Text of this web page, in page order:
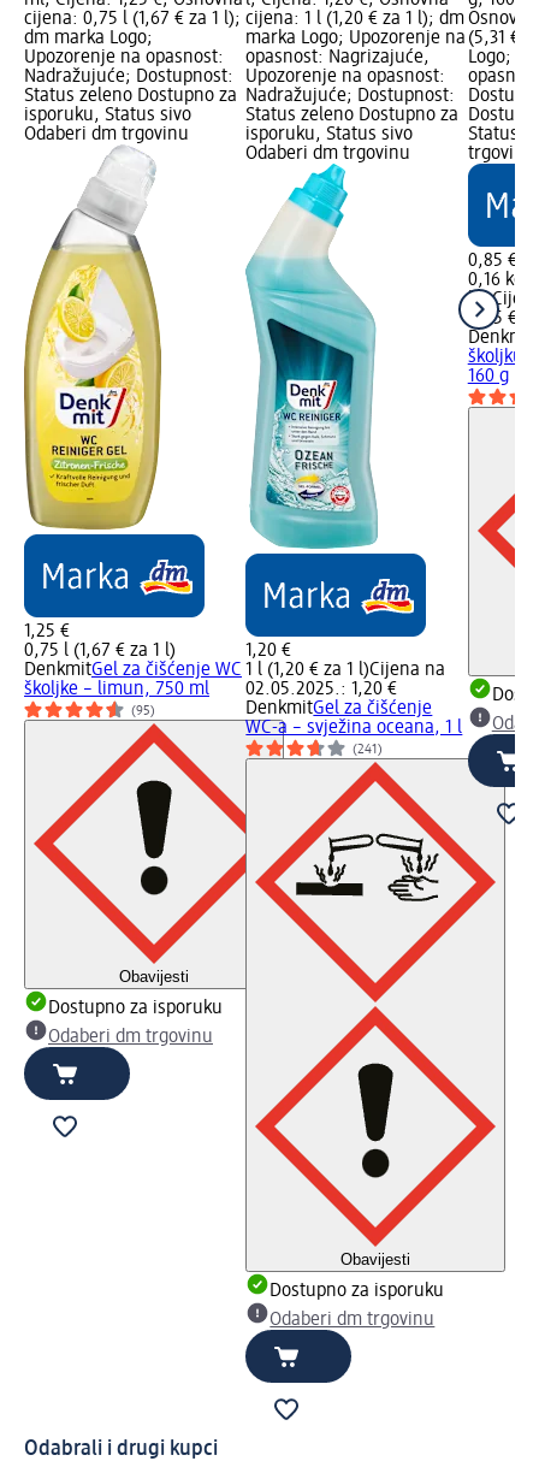
cijena: 0,75 l (1,67 € za 1 l);
dm marka Logo;
Upozorenje na opasnost:
Nadražujuće; Dostupnost:
Status zeleno Dostupno za
isporuku, Status sivo
Odaberi dm trgovinu
1,25 €
0,75 l (1,67 € za 1 l)
DenkmitGel za čišćenje WC
školjke – limun, 750 ml
(95)
Obavijesti
Dostupno za isporuku
Odaberi dm trgovinu
cijena: 1 l (1,20 € za 1 l); dm
marka Logo; Upozorenje na
opasnost: Nagrizajuće,
Upozorenje na opasnost:
Nadražujuće; Dostupnost:
Status zeleno Dostupno za
isporuku, Status sivo
Odaberi dm trgovinu
1,20 €
1 l (1,20 € za 1 l)Cijena na
02.05.2025.: 1,20 €
DenkmitGel za čišćenje
WC-a – svježina oceana, 1 l
(241)
Obavijesti
Dostupno za isporuku
Odaberi dm trgovinu
(5,31 €
Logo;
Status
trgovinu
0,85 €
0,16 kg
kg)
0,85 €
Denkmit
školjku
160 g
Odabrali i drugi kupci